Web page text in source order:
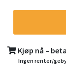
Kjøp nå –
Ingen renter/